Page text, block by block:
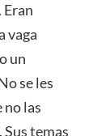
vaga
un
se les
las
temas